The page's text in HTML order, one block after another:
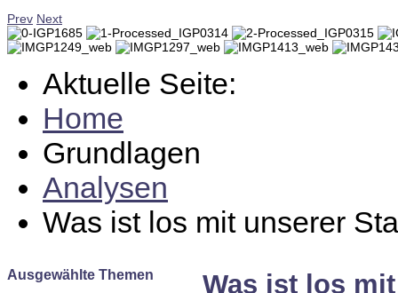
Prev Next
Aktuelle Seite:
Home
Grundlagen
Analysen
Was ist los mit unserer
Ausgewählte Themen Was ist los